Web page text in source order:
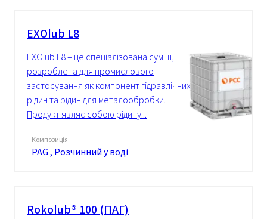
EXOlub L8
EXOlub L8 – це спеціалізована суміш,
розроблена для промислового
застосування як компонент гідравлічних
рідин та рідин для металообробки.
Продукт являє собою рідину...
Композиція
PAG , Розчинний у воді
Rokolub® 100 (ПАГ)